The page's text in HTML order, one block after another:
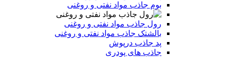
بوم جاذب مواد نفتی و روغنی
رول جاذب مواد نفتی و روغنی
بالشتک جاذب مواد نفتی و روغنی
پد جاذب درپوش
جاذب های پودری